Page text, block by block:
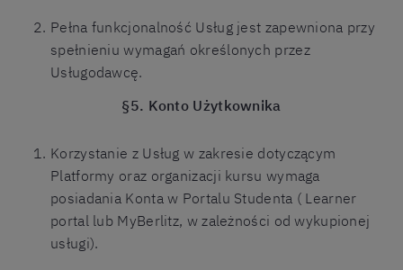
Pełna funkcjonalność Usług jest zapewniona przy
spełnieniu wymagań określonych przez
Usługodawcę.
§5. Konto Użytkownika
Korzystanie z Usług w zakresie dotyczącym
Platformy oraz organizacji kursu wymaga
posiadania Konta w Portalu Studenta ( Learner
portal lub MyBerlitz, w zależności od wykupionej
usługi).